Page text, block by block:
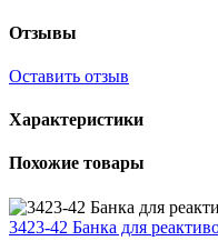
Отзывы
Оставить отзыв
Характеристики
Похожие товары
3423-42 Банка для